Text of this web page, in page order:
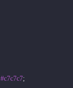
#c7c7c7;